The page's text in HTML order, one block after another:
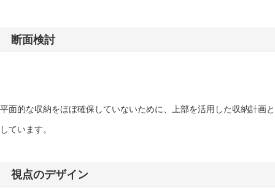
断面検討
平面的な収納をほぼ確保していないために、上部を活用した収納計画
しています。
視点のデザイン